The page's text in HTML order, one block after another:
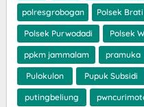
polresgrobogan Polsek Brati
Polsek Purwodadi Polsek
ppkm jammalam pramuka
Pulokulon Pupuk Subsidi
putingbeliung